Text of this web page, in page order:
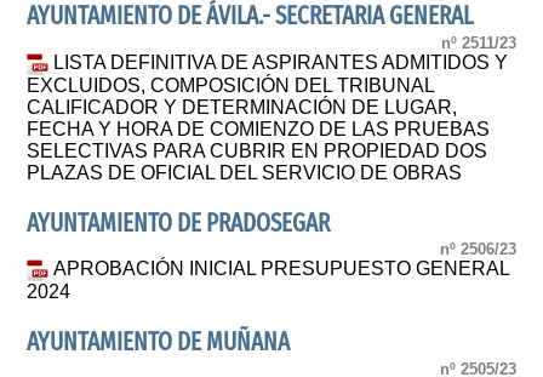
AYUNTAMIENTO DE ÁVILA.- SECRETARIA GENERAL
nº 2511/23
LISTA DEFINITIVA DE ASPIRANTES ADMITIDOS Y
EXCLUIDOS, COMPOSICIÓN DEL TRIBUNAL
CALIFICADOR Y DETERMINACIÓN DE LUGAR,
FECHA Y HORA DE COMIENZO DE LAS PRUEBAS
SELECTIVAS PARA CUBRIR EN PROPIEDAD DOS
PLAZAS DE OFICIAL DEL SERVICIO DE OBRAS
AYUNTAMIENTO DE PRADOSEGAR
nº 2506/23
APROBACIÓN INICIAL PRESUPUESTO GENERAL
2024
AYUNTAMIENTO DE MUÑANA
nº 2505/23